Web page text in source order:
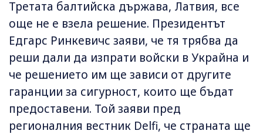
Третата балтийска държава, Латвия, все
още не е взела решение. Президентът
Едгарс Ринкевичс заяви, че тя трябва да
реши дали да изпрати войски в Украйна и
че решението им ще зависи от другите
гаранции за сигурност, които ще бъдат
предоставени. Той заяви пред
регионалния вестник Delfi, че страната ще